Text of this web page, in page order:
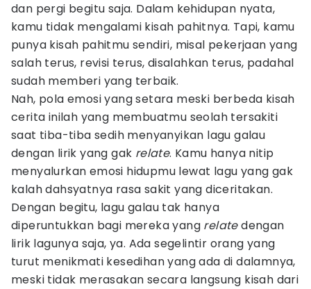
dan pergi begitu saja. Dalam kehidupan nyata,
kamu tidak mengalami kisah pahitnya. Tapi, kamu
punya kisah pahitmu sendiri, misal pekerjaan yang
salah terus, revisi terus, disalahkan terus, padahal
sudah memberi yang terbaik.
Nah, pola emosi yang setara meski berbeda kisah
cerita inilah yang membuatmu seolah tersakiti
saat tiba-tiba sedih menyanyikan lagu galau
dengan lirik yang gak relate. Kamu hanya nitip
menyalurkan emosi hidupmu lewat lagu yang gak
kalah dahsyatnya rasa sakit yang diceritakan.
Dengan begitu, lagu galau tak hanya
diperuntukkan bagi mereka yang relatedengan
lirik lagunya saja, ya. Ada segelintir orang yang
turut menikmati kesedihan yang ada di dalamnya,
meski tidak merasakan secara langsung kisah dari